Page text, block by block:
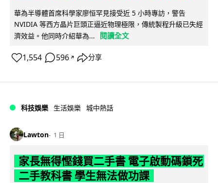
華為半導體首席科學家廖恒罕見接受近 5 小時專訪，警告
NVIDIA 等西方晶片巨頭正逼近物理極限，傳統製程升級已失經
濟效益。他同時介紹華為...
閱讀全文
1,554 596 ↗ 分享
科技娛樂 生活娛樂 城中熱話
Lawton 1 日
家長無得慳錢買二手書 電子啟動碼鎖死
二手教科書 學生無法做功課